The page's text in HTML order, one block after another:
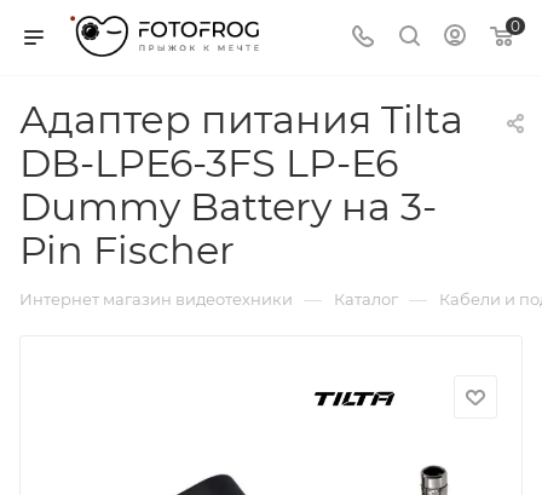
0
Адаптер питания Tilta
DB-LPE6-3FS LP-E6
Dummy Battery на 3-
Pin Fischer
Интернет магазин видеотехники — Каталог — Кабели и